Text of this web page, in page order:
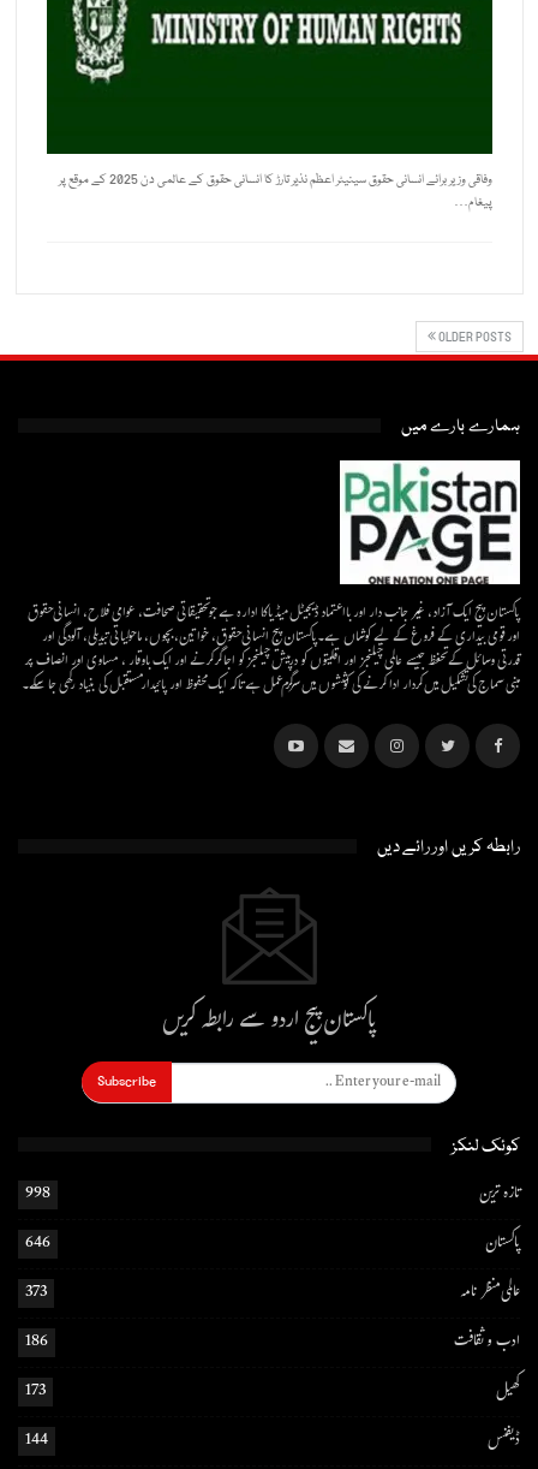
وفاقی وزیر برائے انسانی حقوق سینیٹر اعظم نذیر تارڑ کا انسانی حقوق کے عالمی دن 2025 کے موقع پر
پیغام…
OLDER POSTS
ہمارے بارے میں
پاکستان پیج ایک آزاد، غیر جانب دار اور بااعتماد ڈیجیٹل میڈیاکا ادارہ ہے جو تحقیقاتی صحافت، عوامی فلاح، انسانی حقوق
اور قومی بیداری کے فروغ کے لیے کوشاں ہے۔پاکستان پیج انسانی حقوق، خواتین، بچوں، ماحولیاتی تبدیلی، آلودگی اور
قدرتی وسائل کے تحفظ جیسے عالمی چیلنجز اور اقلیتوں کو درپیش چیلنجز کو اجاگر کرنے اور ایک باوقار ، مساوی اور انصاف پر
مبنی سماج کی تشکیل میں کردار ادا کرنے کی کوششوں میں سرگرم عمل ہےتاکہ ایک محفوظ اور پائیدار مستقبل کی بنیاد رکھی جا سکے۔
رابطہ کریں اور رائے دیں
پاکستان پیج اردو سے رابطہ کریں
Subscribe
کوئک لنکز
تازہ ترین
998
پاکستان
646
عالمی منظر نامہ
373
ادب و ثقافت
186
کھیل
173
ڈیفنس
144